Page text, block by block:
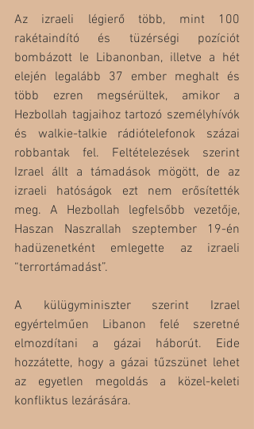
Az izraeli légierő több, mint 100
rakétaindító és tüzérségi pozíciót
bombázott le Libanonban, illetve a hét
elején legalább 37 ember meghalt és
több ezren megsérültek, amikor a
Hezbollah tagjaihoz tartozó személyhívók
és walkie-talkie rádiótelefonok százai
robbantak fel. Feltételezések szerint
Izrael állt a támadások mögött, de az
izraeli hatóságok ezt nem erősítették
meg. A Hezbollah legfelsőbb vezetője,
Haszan Naszrallah szeptember 19-én
hadüzenetként emlegette az izraeli
“terrortámadást”.
A külügyminiszter szerint Izrael
egyértelműen Libanon felé szeretné
elmozdítani a gázai háborút. Eide
hozzátette, hogy a gázai tűzszünet lehet
az egyetlen megoldás a közel-keleti
konfliktus lezárására.